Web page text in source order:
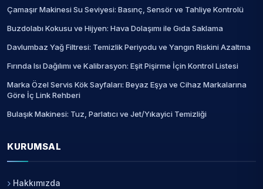
Çamaşır Makinesi Su Seviyesi: Basınç, Sensör ve Tahliye Kontrolü
Buzdolabı Kokusu ve Hijyen: Hava Dolaşımı ile Gıda Saklama
Davlumbaz Yağ Filtresi: Temizlik Periyodu ve Yangın Riskini Azaltma
Fırında Isı Dağılımı ve Kalibrasyon: Eşit Pişirme İçin Kontrol Listesi
Marka Özel Servis Kök Sayfaları: Beyaz Eşya ve Cihaz Markalarına
Göre İç Link Rehberi
Bulaşık Makinesi: Tuz, Parlatıcı ve Jet/Yıkayici Temizliği
KURUMSAL
Hakkımızda